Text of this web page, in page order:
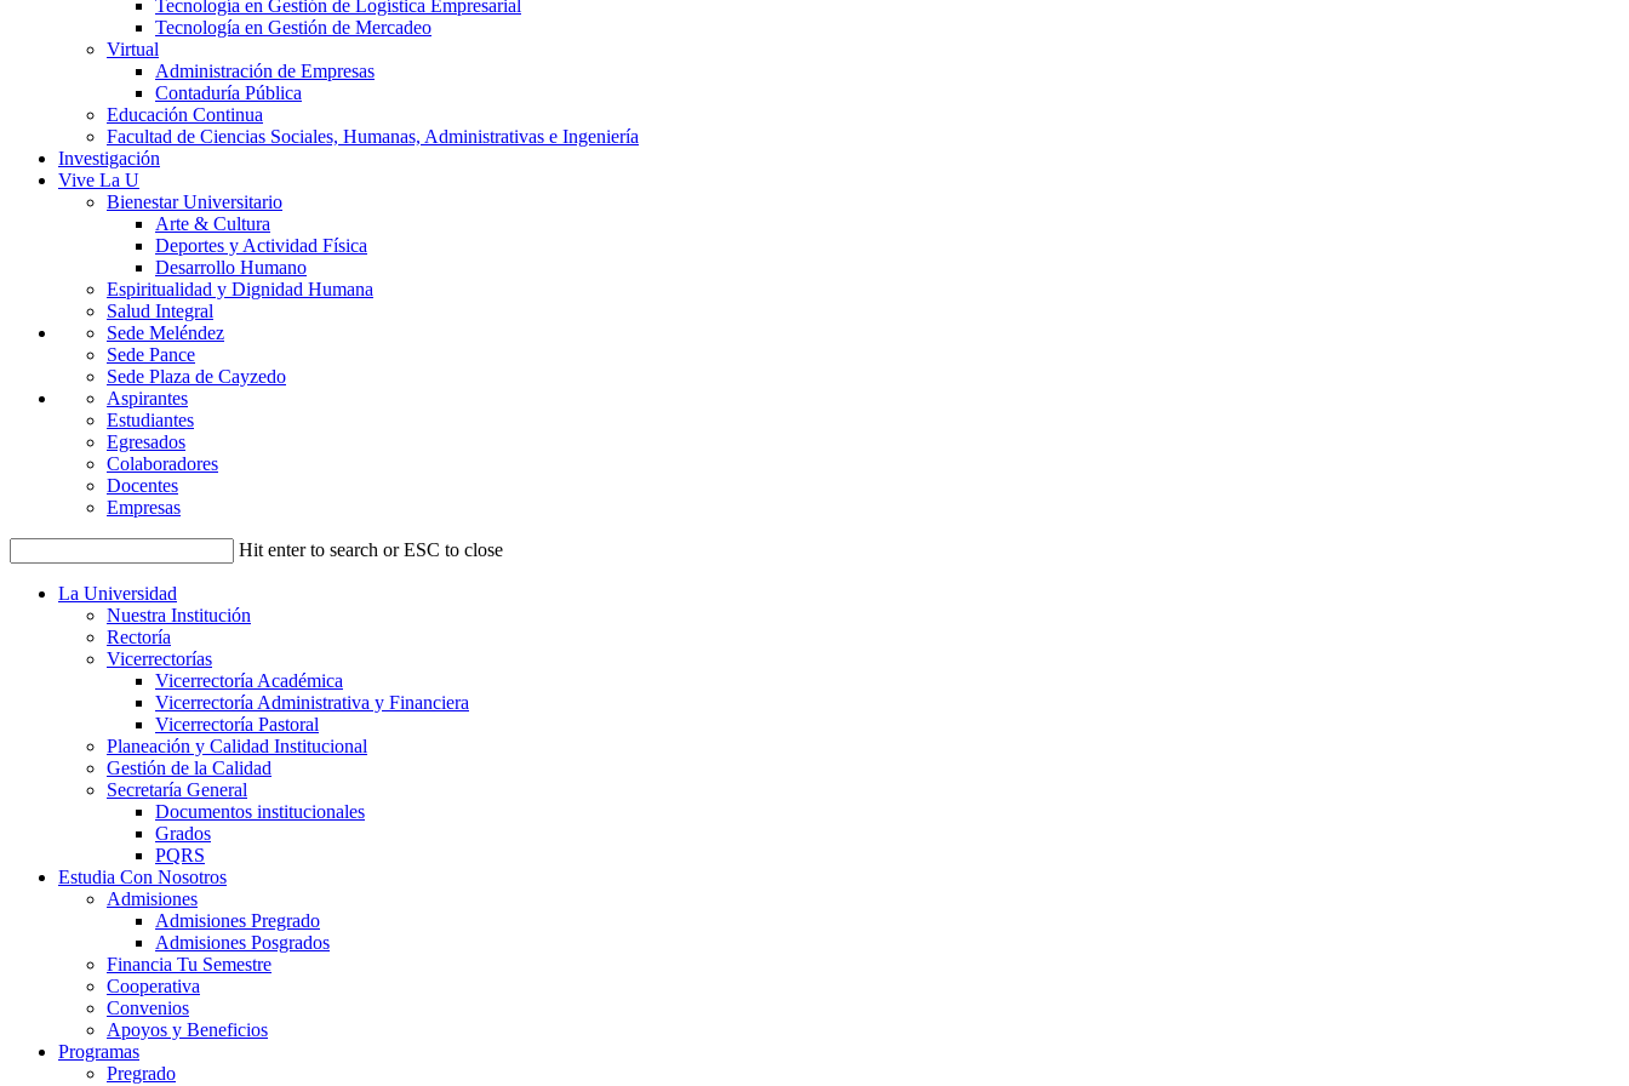
Tecnología en Gestión de Logística Empresarial
Tecnología en Gestión de Mercadeo
Virtual
Administración de Empresas
Contaduría Pública
Educación Continua
Facultad de Ciencias Sociales, Humanas, Administrativas e Ingeniería
Investigación
Vive La U
Bienestar Universitario
Arte & Cultura
Deportes y Actividad Física
Desarrollo Humano
Espiritualidad y Dignidad Humana
Salud Integral
Sede Meléndez
Sede Pance
Sede Plaza de Cayzedo
Aspirantes
Estudiantes
Egresados
Colaboradores
Docentes
Empresas
Hit enter to search or ESC to close
La Universidad
Nuestra Institución
Rectoría
Vicerrectorías
Vicerrectoría Académica
Vicerrectoría Administrativa y Financiera
Vicerrectoría Pastoral
Planeación y Calidad Institucional
Gestión de la Calidad
Secretaría General
Documentos institucionales
Grados
PQRS
Estudia Con Nosotros
Admisiones
Admisiones Pregrado
Admisiones Posgrados
Financia Tu Semestre
Cooperativa
Convenios
Apoyos y Beneficios
Programas
Pregrado